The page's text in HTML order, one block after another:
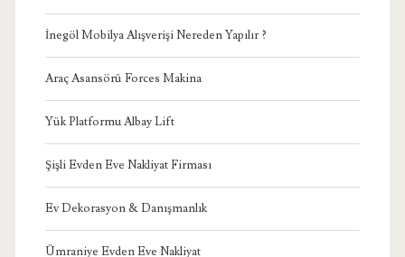
İnegöl Mobilya Alışverişi Nereden Yapılır ?
Araç Asansörü Forces Makina
Yük Platformu Albay Lift
Şişli Evden Eve Nakliyat Firması
Ev Dekorasyon & Danışmanlık
Ümraniye Evden Eve Nakliyat